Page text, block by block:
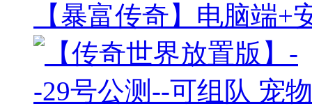
【暴富传奇】电脑端+